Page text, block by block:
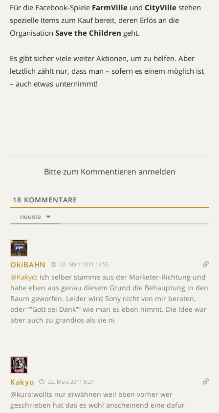
Für die Facebook-Spiele FarmVille und CityVille stehen
spezielle Items zum Kauf bereit, deren Erlös an die
Organisation Save the Children geht.
Es gibt sicher viele weiter Aktionen, um zu helfen. Aber
letztlich zählt nur, dass man – sofern es einem möglich ist
– auch etwas unternimmt!
Bitte zum Kommentieren anmelden
18 KOMMENTARE
neuste
OkiBAHN 22. März 2011 16:55
@Kakyo: Ich selber stamme aus der Marketer-Richtung und
habe eben aus genau diesem Grund die Behauptung in den
Raum geworfen. Leider wird Sony nicht von mir beraten,
oder “”Gott sei Dank”” wie man es eben nimmt. Die Idee war
aber auch zu grandios als sie ni
Kakyo 22. März 2011 8:27
@kuro:wollts nur erwähnen weil eben vorher wer
geschrieben hat das es wohl anscheinend eine dafür